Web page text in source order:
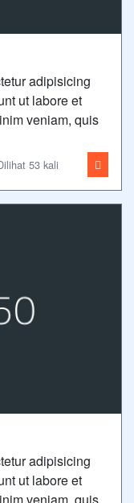
adipisicing
ut labore et
veniam, quis
53 kali
adipisicing
ut labore et